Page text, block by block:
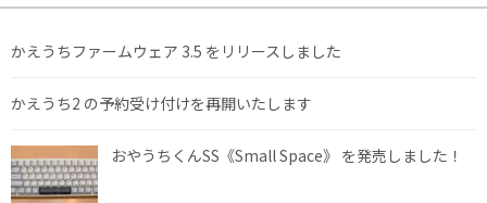
かえうちファームウェア 3.5 をリリースしました
かえうち2 の予約受け付けを再開いたします
おやうちくんSS《Small Space》 を発売しました！